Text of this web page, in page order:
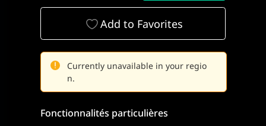
Add to Favorites
Currently unavailable in your regio
n.
Fonctionnalités particulières